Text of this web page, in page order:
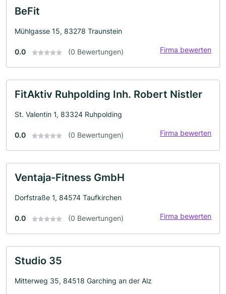
BeFit
Mühlgasse 15, 83278 Traunstein
0.0 (0 Bewertungen) Firma bewerten
FitAktiv Ruhpolding Inh. Robert Nistler
St. Valentin 1, 83324 Ruhpolding
0.0 (0 Bewertungen) Firma bewerten
Ventaja-Fitness GmbH
Dorfstraße 1, 84574 Taufkirchen
0.0 (0 Bewertungen) Firma bewerten
Studio 35
Mitterweg 35, 84518 Garching an der Alz